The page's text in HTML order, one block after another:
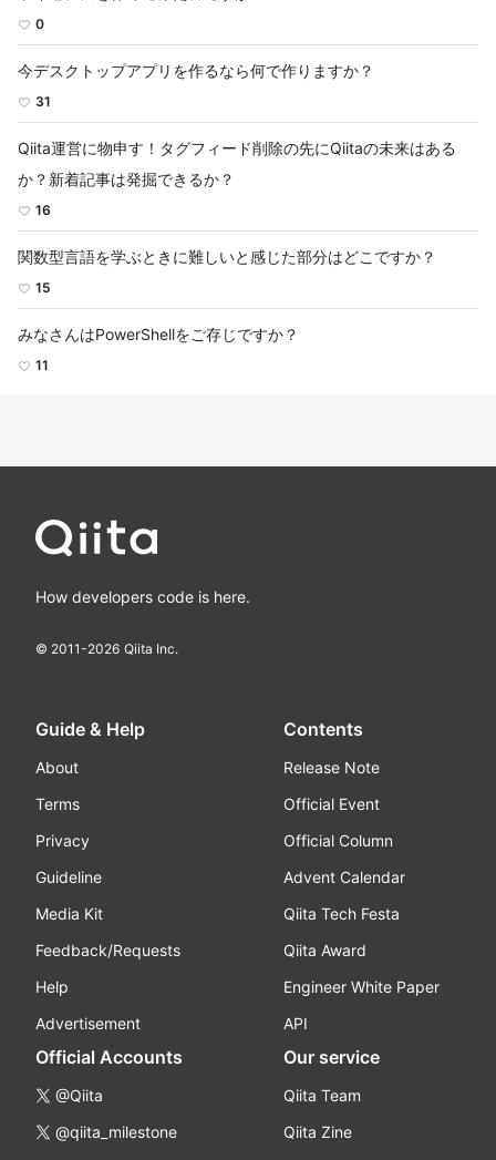
0
今デスクトップアプリを作るなら何で作りますか？
31
Qiita運営に物申す！タグフィード削除の先にQiitaの未来はある
か？新着記事は発掘できるか？
16
関数型言語を学ぶときに難しいと感じた部分はどこですか？
15
みなさんはPowerShellをご存じですか？
11
How developers code is here.
© 2011-2026 Qiita Inc.
Guide & Help
About
Terms
Privacy
Guideline
Media Kit
Feedback/Requests
Help
Advertisement
Contents
Release Note
Official Event
Official Column
Advent Calendar
Qiita Tech Festa
Qiita Award
Engineer White Paper
API
Official Accounts
@Qiita
@qiita_milestone
Our service
Qiita Team
Qiita Zine